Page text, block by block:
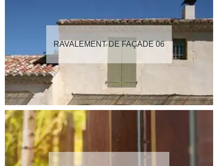
RAVALEMENT DE FAÇADE 06